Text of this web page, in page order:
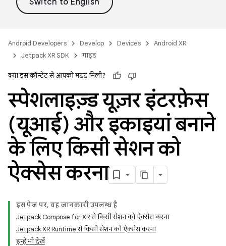
Android Developers Develop Devices
Android XR
Jetpack XR SDK
गाइड
क्या इस कॉन्टेंट से आपको मदद मिली?
स्पेशलाइज़्ड यूज़र इंटरफ़ेस
(यूआई) और इकाइयां बनाने
के लिए किसी सेशन को
ऐक्सेस करना
इस पेज पर, यह जानकारी उपलब्ध है
Jetpack Compose for XR से किसी सेशन को ऐक्सेस करना
Jetpack XR Runtime से किसी सेशन को ऐक्सेस करना
इन्हें भी देखें